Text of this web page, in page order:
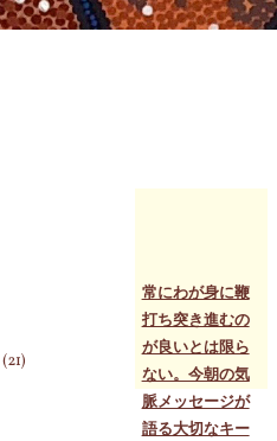
常にわが身に鞭
打ち突き進むの
が良いとは限ら
ない。今朝の気
脈メッセージが
語る大切なキー
(21)